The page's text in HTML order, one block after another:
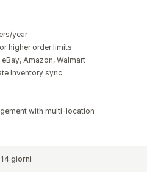
Avvisi di scorte ridotte
Avvisi di raggiungimento soglia
Notifiche via email
year
higher order limits
Amazon, Walmart
Inventory sync
with multi-location
giorni